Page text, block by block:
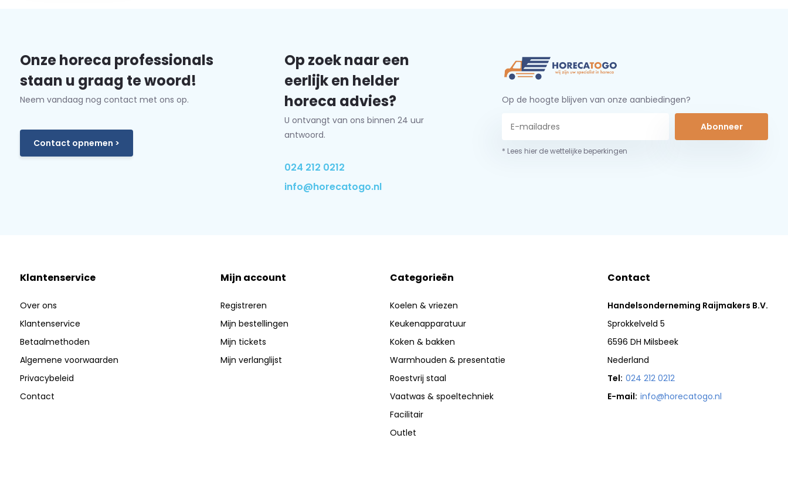
Onze horeca professionals
staan u graag te woord!
Neem vandaag nog contact met ons op.
Contact opnemen >
Op zoek naar een
eerlijk en helder
horeca advies?
U ontvangt van ons binnen 24 uur
antwoord.
024 212 0212
info@horecatogo.nl
Op de hoogte blijven van onze aanbiedingen?
Abonneer
* Lees hier de wettelijke beperkingen
Klantenservice
Over ons
Klantenservice
Betaalmethoden
Algemene voorwaarden
Privacybeleid
Contact
Mijn account
Registreren
Mijn bestellingen
Mijn tickets
Mijn verlanglijst
Categorieën
Koelen & vriezen
Keukenapparatuur
Koken & bakken
Warmhouden & presentatie
Roestvrij staal
Vaatwas & spoeltechniek
Facilitair
Outlet
Contact
Handelsonderneming Raijmakers B.V.
Sprokkelveld 5
6596 DH Milsbeek
Nederland
Tel: 024 212 0212
E-mail: info@horecatogo.nl